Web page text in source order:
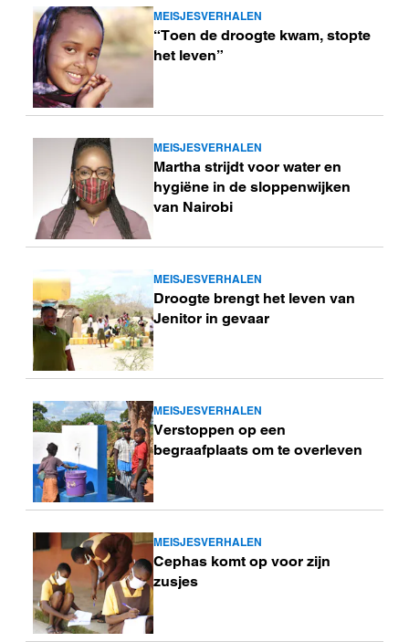
MEISJESVERHALEN
“Toen de droogte kwam, stopte
het leven”
Lees
meer
MEISJESVERHALEN
Martha strijdt voor water en
hygiëne in de sloppenwijken
van Nairobi
meer
MEISJESVERHALEN
Droogte brengt het leven van
Jenitor in gevaar
Lees
meer
MEISJESVERHALEN
Verstoppen op een
begraafplaats om te overleven
Lees
meer
MEISJESVERHALEN
Cephas komt op voor zijn
zusjes
Lees
meer